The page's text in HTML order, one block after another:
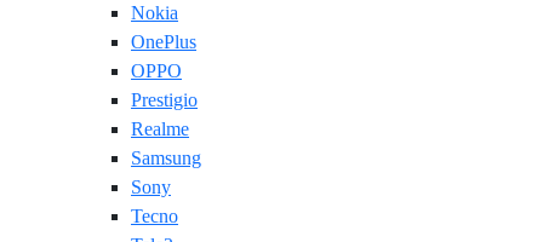
Nokia
OnePlus
OPPO
Prestigio
Realme
Samsung
Sony
Tecno